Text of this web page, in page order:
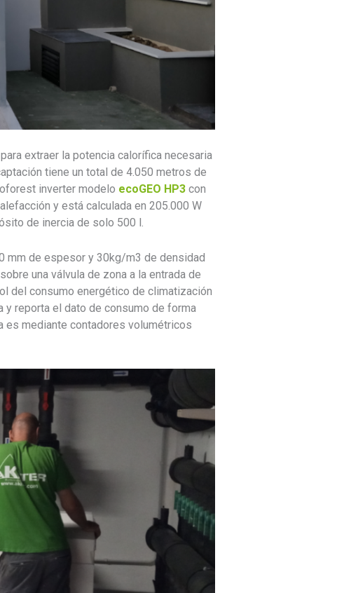
extraer la potencia calorífica necesaria
tiene un total de 4.050 metros de
inverter modelo ecoGEO HP3con
y está calculada en 205.000 W
de inercia de solo 500 l.
mm de espesor y 30kg/m3 de densidad
una válvula de zona a la entrada de
del consumo energético de climatización
y reporta el dato de consumo de forma
es mediante contadores volumétricos